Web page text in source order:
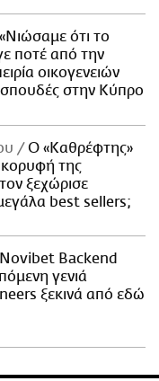
ότι το
ποτέ από την
οικογενειών
στην Κύπρο
Ο «Καθρέφτης»
της
ξεχώρισε
best sellers;
Backend
γενιά
ξεκινά από εδώ